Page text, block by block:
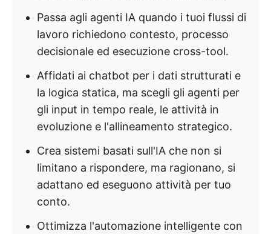
Passa agli agenti IA quando i tuoi flussi di
lavoro richiedono contesto, processo
decisionale ed esecuzione cross-tool.
Affidati ai chatbot per i dati strutturati e
la logica statica, ma scegli gli agenti per
gli input in tempo reale, le attività in
evoluzione e l'allineamento strategico.
Crea sistemi basati sull'IA che non si
limitano a rispondere, ma ragionano, si
adattano ed eseguono attività per tuo
conto.
Ottimizza l'automazione intelligente con